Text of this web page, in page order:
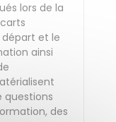
lors de la
et le
ainsi
questions
des